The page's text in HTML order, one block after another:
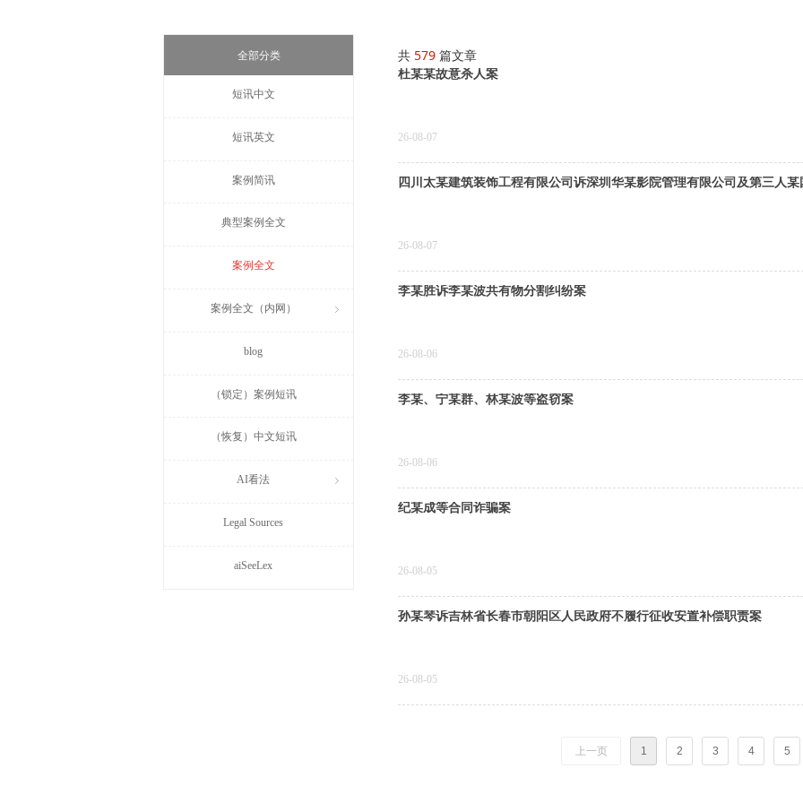
共 579 篇文章
杜某某故意杀人案
26-08-07
四川太某建筑装饰工程有限公司诉深圳华某影院管理有限公司及第三人
26-08-07
李某胜诉李某波共有物分割纠纷案
26-08-06
李某、宁某群、林某波等盗窃案
26-08-06
纪某成等合同诈骗案
26-08-05
孙某琴诉吉林省长春市朝阳区人民政府不履行征收安置补偿职责案
26-08-05
上一页 1 2 3 4 5
全部分类
短讯中文
短讯英文
案例简讯
典型案例全文
案例全文
ꁇ
案例全文（内网）
blog
（锁定）案例短讯
（恢复）中文短讯
ꁇ
AI看法
Legal Sources
aiSeeLex